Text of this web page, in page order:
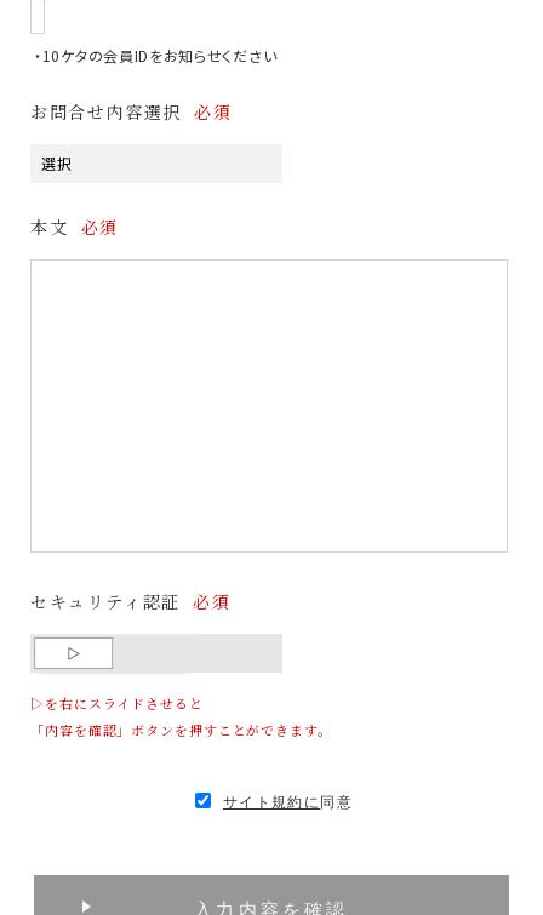
・10ケタの会員IDをお知らせください
お問合せ内容選択 必須
本文 必須
セキュリティ認証 必須
▷を右にスライドさせると
「内容を確認」ボタンを押すことができます。
サイト規約に 同意
入力内容を確認